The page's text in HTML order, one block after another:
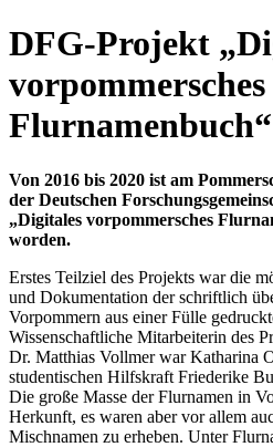
DFG-Projekt
vorpommersches
Flurnamenbuch“
Von 2016 bis 2020 ist am
der Deutschen
„Digitales vorpommersches
worden.
Erstes Teilziel des Projekts war die
und Dokumentation der schriftlich
Vorpommern aus einer Fülle
Wissenschaftliche Mitarbeiterin des
Dr. Matthias Vollmer war Katharina
studentischen Hilfskraft Friederike
Die große Masse der Flurnamen in
Herkunft, es waren aber vor allem
Mischnamen zu erheben. Unter